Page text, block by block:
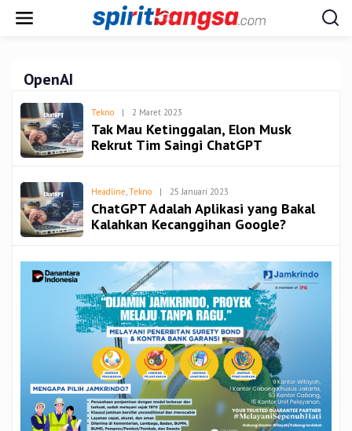
OpenAI
Tekno | 2 Maret 2023
Tak Mau Ketinggalan, Elon Musk
Rekrut Tim Saingi ChatGPT
Headline,Tekno | 25 Januari 2023
ChatGPT Adalah Aplikasi yang Bakal
Kalahkan Kecanggihan Google?